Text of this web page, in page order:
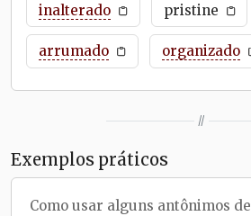
inalterado pristine
arrumado organizado
//
Exemplos práticos
Como usar alguns antônimos de